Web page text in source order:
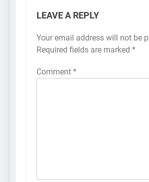
LEAVE A REPLY
Your email address will not be
Required fields are marked *
Comment *